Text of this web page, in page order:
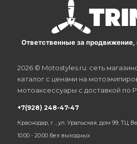
Ответственные за
2026 © Motostyles.ru: сеть
каталог с ценами на
мотоаксессуары с доставкой по
+7(928) 248-47-47
Краснодар, г. , ул. Уральская, дом 99, ТЦ
10:00 - 20:00 без выходных